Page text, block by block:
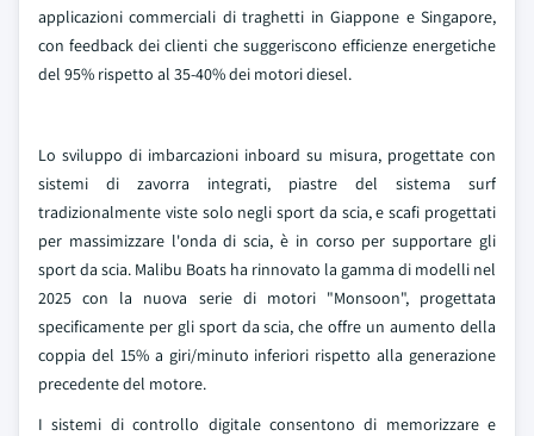
applicazioni commerciali di traghetti in Giappone e Singapore,
con feedback dei clienti che suggeriscono efficienze energetiche
del 95% rispetto al 35-40% dei motori diesel.
Lo sviluppo di imbarcazioni inboard su misura, progettate con
sistemi di zavorra integrati, piastre del sistema surf
tradizionalmente viste solo negli sport da scia, e scafi progettati
per massimizzare l'onda di scia, è in corso per supportare gli
sport da scia. Malibu Boats ha rinnovato la gamma di modelli nel
2025 con la nuova serie di motori "Monsoon", progettata
specificamente per gli sport da scia, che offre un aumento della
coppia del 15% a giri/minuto inferiori rispetto alla generazione
precedente del motore.
I sistemi di controllo digitale consentono di memorizzare e